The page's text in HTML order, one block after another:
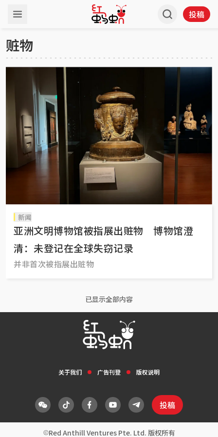
投稿
赃物
新闻
亚洲文明博物馆被指展出赃物 博物馆澄
清：未登记在全球失窃记录
并非首次被指展出赃物
已显示全部内容
关于我们 广告刊登 版权说明
投稿
Red Anthill Ventures Pte. Ltd. 版权所有